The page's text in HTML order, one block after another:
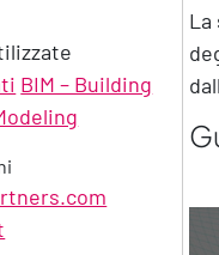
BIM – Building
La